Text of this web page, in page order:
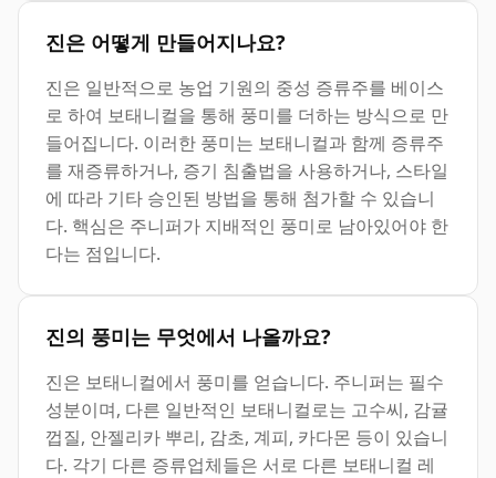
진은 어떻게 만들어지나요?
진은 일반적으로 농업 기원의 중성 증류주를 베이스
로 하여 보태니컬을 통해 풍미를 더하는 방식으로 만
들어집니다. 이러한 풍미는 보태니컬과 함께 증류주
를 재증류하거나, 증기 침출법을 사용하거나, 스타일
에 따라 기타 승인된 방법을 통해 첨가할 수 있습니
다. 핵심은 주니퍼가 지배적인 풍미로 남아있어야 한
다는 점입니다.
진의 풍미는 무엇에서 나올까요?
진은 보태니컬에서 풍미를 얻습니다. 주니퍼는 필수
성분이며, 다른 일반적인 보태니컬로는 고수씨, 감귤
껍질, 안젤리카 뿌리, 감초, 계피, 카다몬 등이 있습니
다. 각기 다른 증류업체들은 서로 다른 보태니컬 레